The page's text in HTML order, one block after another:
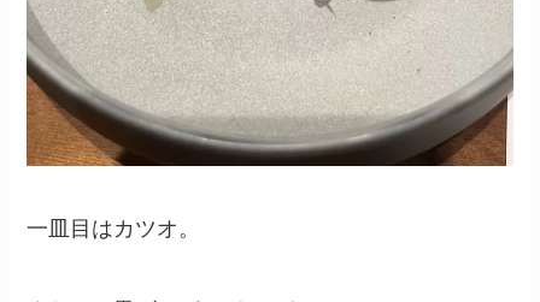
一皿目はカツオ。